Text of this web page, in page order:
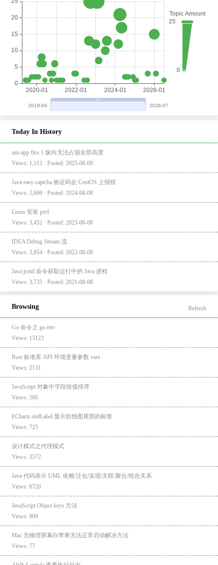
Today In History
uni-app flex 1 纵向无法占据全部高度
Views: 1,112 · Posted: 2025-08-08
Java easy captcha 验证码在 CentOS 上报错
Views: 2,669 · Posted: 2024-08-08
Linux 安装 perf
Views: 3,452 · Posted: 2023-08-08
IDEA Debug Stream 流
Views: 3,854 · Posted: 2022-08-08
Java jcmd 命令获取运行中的 Java 进程
Views: 3,735 · Posted: 2021-08-08
Browsing Refresh
Go 命令之 go env
Views: 15123
Rust 标准库 API 环境变量参数 vars
Views: 2131
JavaScript 对象中字段按值排序
Views: 506
ECharts endLabel 显示折线图尾部的标签
Views: 725
设计模式之代理模式
Views: 3572
Java 代码表示 UML 依赖/泛化/实现/关联/聚合/组合关系
Views: 6720
JavaScript Object keys 方法
Views: 809
Mac 无物理屏幕白苹果无法正常启动解决方法
Views: 77